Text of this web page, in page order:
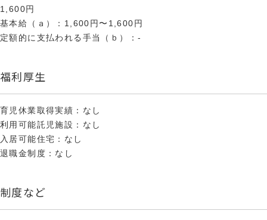
1,600円
基本給（ａ）：1,600円〜1,600円
定額的に支払われる手当（ｂ）：-
福利厚生
育児休業取得実績：なし
利用可能託児施設：なし
入居可能住宅：なし
退職金制度：なし
制度など